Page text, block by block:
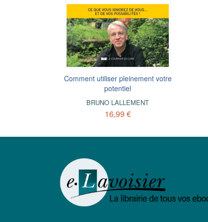
Comment utiliser pleinement votre
potentiel
BRUNO LALLEMENT
16,99 €